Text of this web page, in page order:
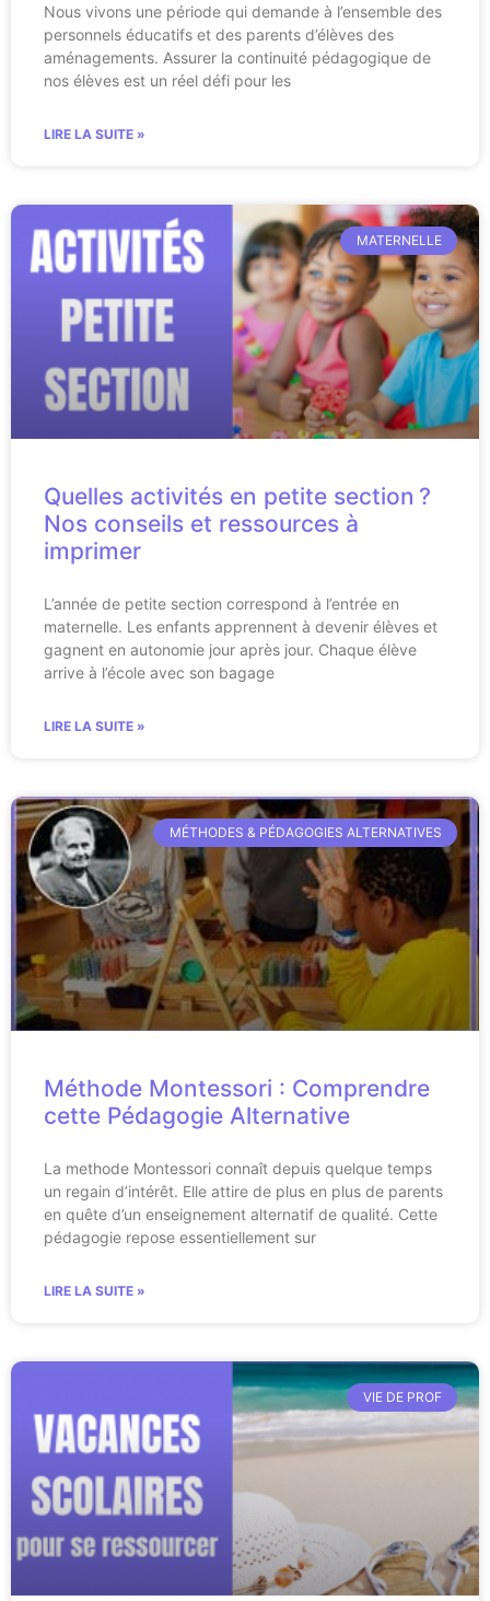
Nous vivons une période qui demande à l’ensemble des
personnels éducatifs et des parents d’élèves des
aménagements. Assurer la continuité pédagogique de
nos élèves est un réel défi pour les
LIRE LA SUITE »
MATERNELLE
Quelles activités en petite section ?
Nos conseils et ressources à
imprimer
L’année de petite section correspond à l’entrée en
maternelle. Les enfants apprennent à devenir élèves et
gagnent en autonomie jour après jour. Chaque élève
arrive à l’école avec son bagage
LIRE LA SUITE »
MÉTHODES & PÉDAGOGIES ALTERNATIVES
Méthode Montessori : Comprendre
cette Pédagogie Alternative
La methode Montessori connaît depuis quelque temps
un regain d’intérêt. Elle attire de plus en plus de parents
en quête d’un enseignement alternatif de qualité. Cette
pédagogie repose essentiellement sur
LIRE LA SUITE »
VIE DE PROF